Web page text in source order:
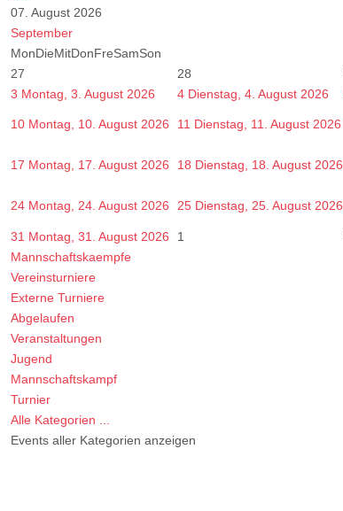
07. August 2026
September
MonDieMitDonFreSamSon
27
28
3 Montag, 3. August 2026 4 Dienstag, 4. August 2026
10 Montag, 10. August 2026 11 Dienstag, 11. August 2026
17 Montag, 17. August 2026 18 Dienstag, 18. August 2026
24 Montag, 24. August 2026 25 Dienstag, 25. August 2026
31 Montag, 31. August 2026 1
Mannschaftskaempfe
Vereinsturniere
Externe Turniere
Abgelaufen
Veranstaltungen
Jugend
Mannschaftskampf
Turnier
Alle Kategorien ...
Events aller Kategorien anzeigen